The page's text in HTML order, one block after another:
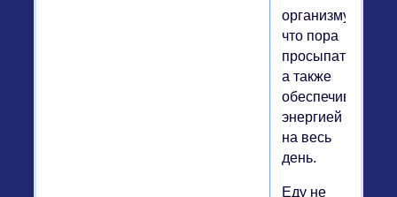
организму,
что пора
просыпаться,
а также
обеспечивать
энергией
на весь
день.
Еду не